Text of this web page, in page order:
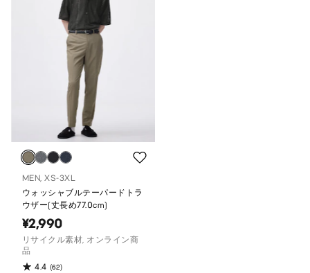
MEN, XS-3XL
ウォッシャブルテーパードトラ
ウザー(丈長め77.0cm)
¥2,990
リサイクル素材, オンライン商
品
4.4 (62)